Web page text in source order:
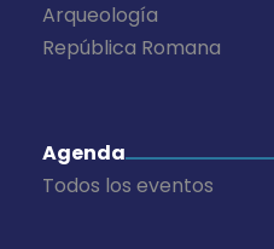
Arqueología
República Romana
Agenda
Todos los eventos